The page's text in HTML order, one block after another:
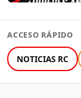
ACCESO RÁPIDO
NOTICIAS RC